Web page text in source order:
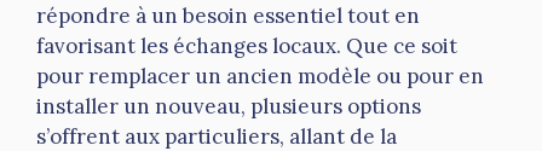
répondre à un besoin essentiel tout en
favorisant les échanges locaux. Que ce soit
pour remplacer un ancien modèle ou pour en
installer un nouveau, plusieurs options
s’offrent aux particuliers, allant de la